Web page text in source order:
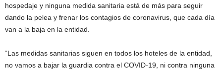
hospedaje y ninguna medida sanitaria está de más para seguir
dando la pelea y frenar los contagios de coronavirus, que cada día
van a la baja en la entidad.
“Las medidas sanitarias siguen en todos los hoteles de la entidad,
no vamos a bajar la guardia contra el COVID-19, ni contra ninguna